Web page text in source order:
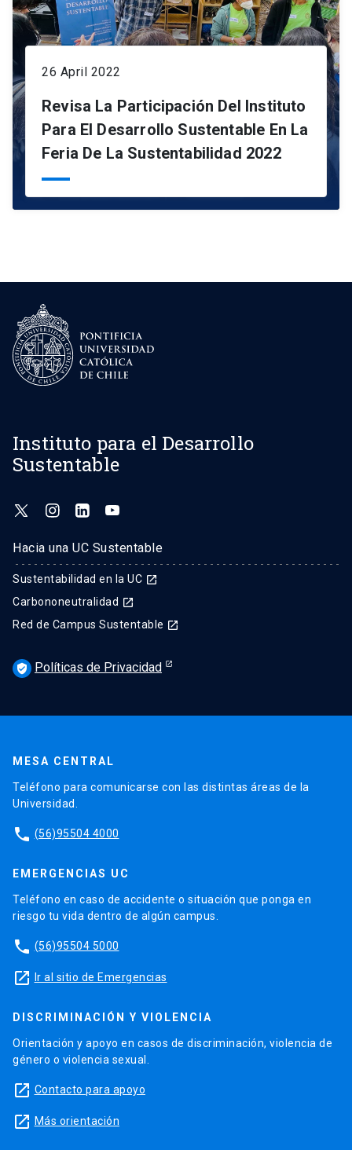
26 April 2022
Revisa La Participación Del Instituto
Para El Desarrollo Sustentable En La
Feria De La Sustentabilidad 2022
Instituto para el Desarrollo
Sustentable
Hacia una UC Sustentable
Sustentabilidad en la UC launch
Carbononeutralidad launch
Red de Campus Sustentable launch
verified_user Políticas de Privacidad
MESA CENTRAL
Teléfono para comunicarse con las distintas áreas de la
Universidad.
phone (56)95504 4000
EMERGENCIAS UC
Teléfono en caso de accidente o situación que ponga en
riesgo tu vida dentro de algún campus.
phone (56)95504 5000
launch Ir al sitio de Emergencias
DISCRIMINACIÓN Y VIOLENCIA
Orientación y apoyo en casos de discriminación, violencia de
género o violencia sexual.
launch Contacto para apoyo
launch Más orientación